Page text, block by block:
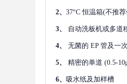
2、 37°C 恒温箱(不推
3、 自动洗板机或多道
4、 无菌的 EP 管及一
5、 精密的单道 (0.5-
6、 吸水纸及加样槽